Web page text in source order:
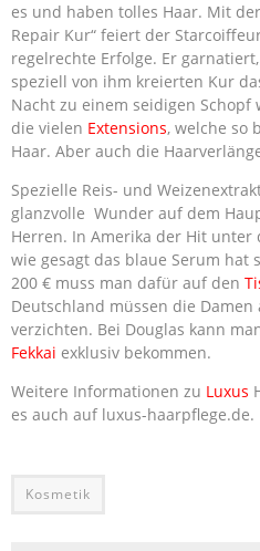
es und haben tolles Haar. Mit
Repair Kur“ feiert der
regelrechte Erfolge. Er
speziell von ihm kreierten Kur
Nacht zu einem seidigen Schopf
die vielen Extensions, welche so
Haar. Aber auch die
Spezielle Reis- und
glanzvolle Wunder auf dem
Herren. In Amerika der Hit unter
wie gesagt das blaue Serum hat
200 € muss man dafür auf den
Deutschland müssen die
verzichten. Bei Douglas kann
Fekkai exklusiv bekommen.
Weitere Informationen zu Luxus
es auch auf luxus-haarpflege.de.
Kosmetik